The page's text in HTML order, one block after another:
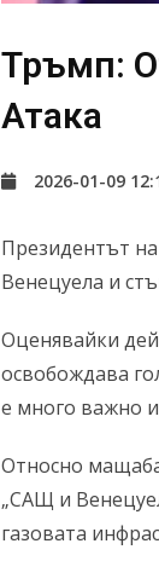
Тръмп:
Атака
2026-01-09
Президентът
Венецуела и
Оценявайки
освобождава
е много важно
Относно
„САЩ и
газовата